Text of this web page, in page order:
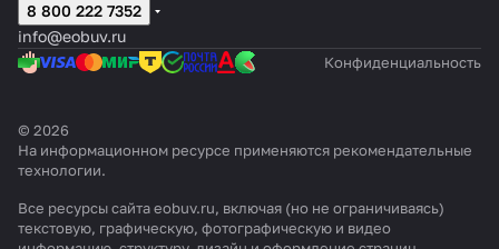
8 800 222 7352
info@eobuv.ru
Конфиденциальность
© 2026
На информационном ресурсе применяются рекомендательные
технологии.
Все ресурсы сайта eobuv.ru, включая (но не ограничиваясь)
текстовую, графическую, фотографическую и видео